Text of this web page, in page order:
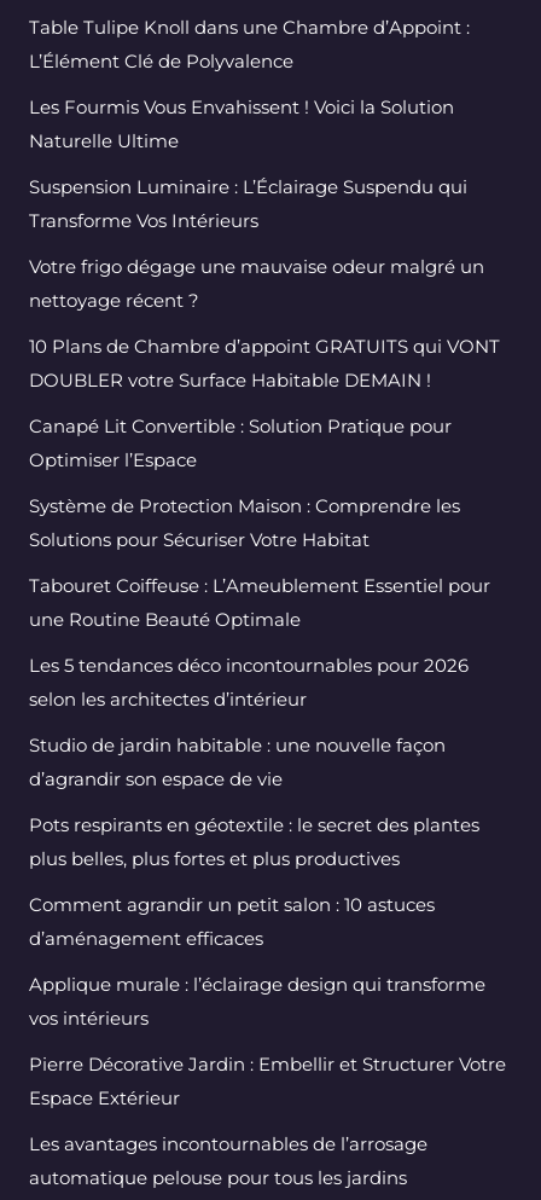
Table Tulipe Knoll dans une Chambre d’Appoint :
L’Élément Clé de Polyvalence
Les Fourmis Vous Envahissent ! Voici la Solution
Naturelle Ultime
Suspension Luminaire : L’Éclairage Suspendu qui
Transforme Vos Intérieurs
Votre frigo dégage une mauvaise odeur malgré un
nettoyage récent ?
10 Plans de Chambre d’appoint GRATUITS qui VONT
DOUBLER votre Surface Habitable DEMAIN !
Canapé Lit Convertible : Solution Pratique pour
Optimiser l’Espace
Système de Protection Maison : Comprendre les
Solutions pour Sécuriser Votre Habitat
Tabouret Coiffeuse : L’Ameublement Essentiel pour
une Routine Beauté Optimale
Les 5 tendances déco incontournables pour 2026
selon les architectes d’intérieur
Studio de jardin habitable : une nouvelle façon
d’agrandir son espace de vie
Pots respirants en géotextile : le secret des plantes
plus belles, plus fortes et plus productives
Comment agrandir un petit salon : 10 astuces
d’aménagement efficaces
Applique murale : l’éclairage design qui transforme
vos intérieurs
Pierre Décorative Jardin : Embellir et Structurer Votre
Espace Extérieur
Les avantages incontournables de l’arrosage
automatique pelouse pour tous les jardins